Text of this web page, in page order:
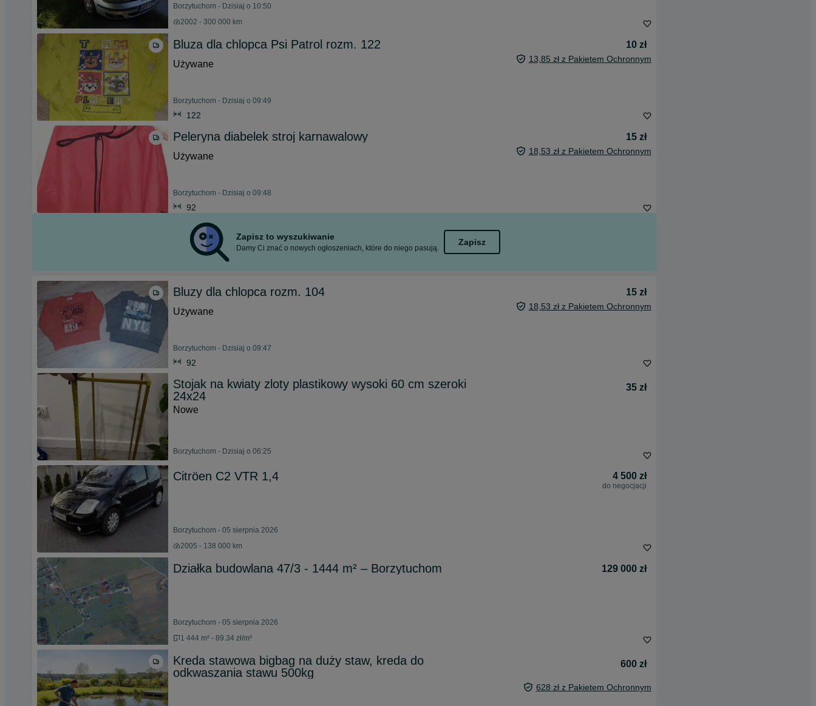
Borzytuchom - Dzisiaj o 10:50
2002 - 300 000 km
Bluza dla chlopca Psi Patrol rozm. 122
10 zł
Używane
13,85 zł z Pakietem Ochronnym
Borzytuchom - Dzisiaj o 09:49
122
Peleryna diabelek stroj karnawalowy
15 zł
Używane
18,53 zł z Pakietem Ochronnym
Borzytuchom - Dzisiaj o 09:48
92
Zapisz to wyszukiwanie
Damy Ci znać o nowych ogłoszeniach, które do niego pasują.
Zapisz
Bluzy dla chlopca rozm. 104
15 zł
Używane
18,53 zł z Pakietem Ochronnym
Borzytuchom - Dzisiaj o 09:47
92
Stojak na kwiaty zloty plastikowy wysoki 60 cm szeroki
24x24
35 zł
Nowe
Borzytuchom - Dzisiaj o 06:25
Citröen C2 VTR 1,4 4 500 zł
do negocjacji
Borzytuchom - 05 sierpnia 2026
2005 - 138 000 km
Działka budowlana 47/3 - 1444 m² – Borzytuchom 129 000 zł
Borzytuchom - 05 sierpnia 2026
1 444 m² - 89.34 zł/m²
Kreda stawowa bigbag na duży staw, kreda do
odkwaszania stawu 500kg
600 zł
628 zł z Pakietem Ochronnym